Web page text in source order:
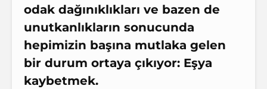
odak dağınıklıkları ve bazen de
unutkanlıkların sonucunda
hepimizin başına mutlaka gelen
bir durum ortaya çıkıyor: Eşya
kaybetmek.